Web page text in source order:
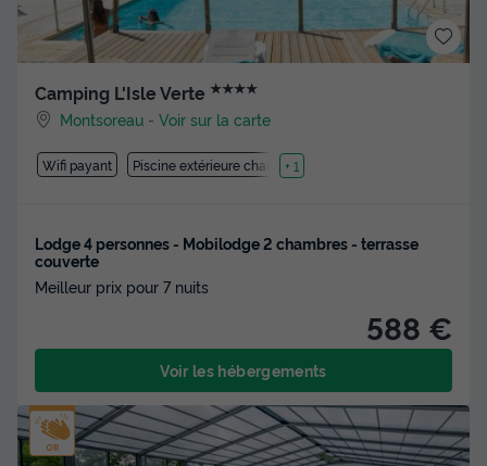
Camping L'Isle Verte ★★★★
Montsoreau -Voir sur la carte
Wifi payant Piscine extérieure chauffée
+ 1
Lodge 4 personnes - Mobilodge 2 chambres - terrasse
couverte
Meilleur prix pour 7 nuits
588 €
Voir les hébergements